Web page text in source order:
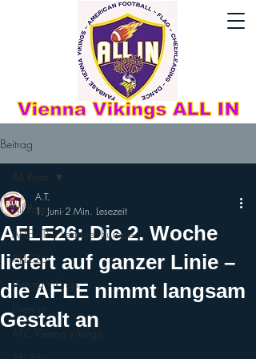
Beitrag
All Posts
AFLE - The League: Europe
AFLE26
Vienna Vikings
Eventim
AFC Vienna Vikings
All Posts
AFLE26: Die 2. Woche
liefert auf ganzer Linie –
die AFLE nimmt langsam
Gestalt an
A.T.
1. Juni 2 Min. Lesezeit